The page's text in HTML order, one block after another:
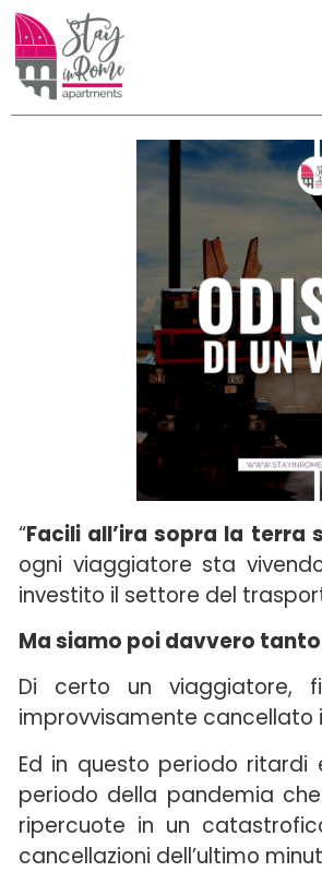
“Facili all’ira sopra la terra
ogni viaggiatore sta
investito il settore del
Ma siamo poi davvero
Di certo un viaggiatore,
improvvisamente cancellato
Ed in questo periodo ritardi
periodo della pandemia
ripercuote in un
cancellazioni dell’ultimo